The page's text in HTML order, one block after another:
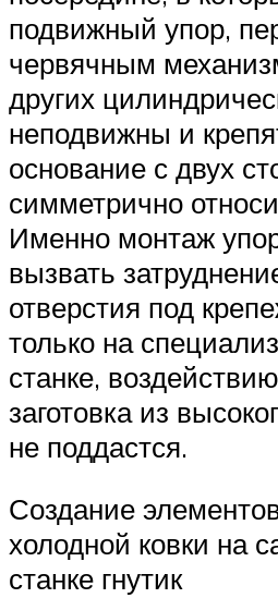
подвижный упор,
червячным
других
неподвижны и
основание с двух
симметрично
Именно монтаж
вызвать
отверстия под
только на
станке,
заготовка из
не поддастся.
Создание
холодной ковки на
станке гнутик